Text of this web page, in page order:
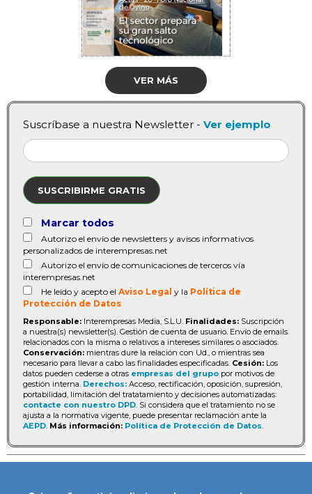
VER MÁS
Suscríbase a nuestra Newsletter - Ver ejemplo
SUSCRIBIRME GRATIS
Marcar todos
Autorizo el envío de newsletters y avisos informativos
personalizados de interempresas.net
Autorizo el envío de comunicaciones de terceros vía
interempresas.net
He leído y acepto el Aviso Legal y la Política de
Protección de Datos
Responsable: Interempresas Media, S.L.U. Finalidades: Suscripción
a nuestra(s) newsletter(s). Gestión de cuenta de usuario. Envío de emails
relacionados con la misma o relativos a intereses similares o asociados.
Conservación: mientras dure la relación con Ud., o mientras sea
necesario para llevar a cabo las finalidades especificadas. Cesión: Los
datos pueden cederse a otras empresas del grupo por motivos de
gestión interna. Derechos: Acceso, rectificación, oposición, supresión,
portabilidad, limitación del tratatamiento y decisiones automatizadas:
contacte con nuestro DPD . Si considera que el tratamiento no se
ajusta a la normativa vigente, puede presentar reclamación ante la
AEPD Más información: Política de Protección de Datos